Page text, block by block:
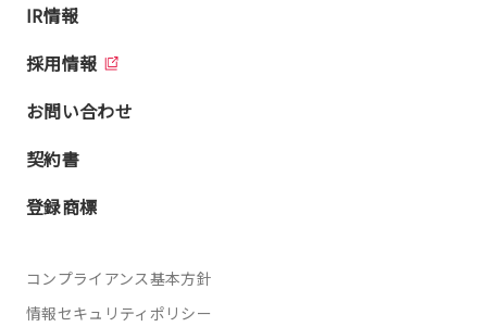
IR情報
採用情報
お問い合わせ
契約書
登録商標
コンプライアンス基本方針
情報セキュリティポリシー